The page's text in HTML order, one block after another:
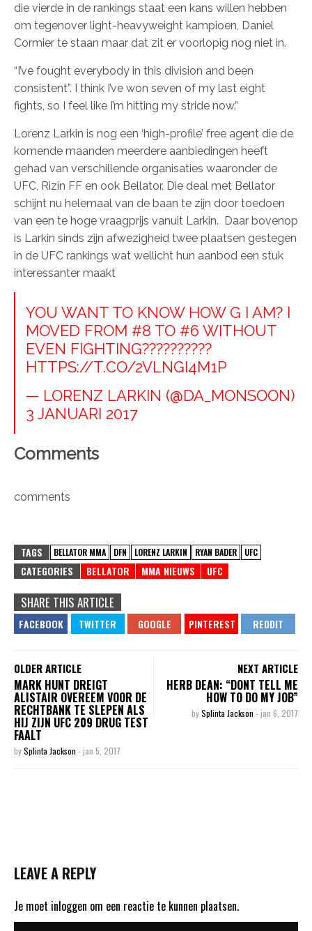
die vierde in de rankings staat een kans willen hebben
om tegenover light-heavyweight kampioen, Daniel
Cormier te staan maar dat zit er voorlopig nog niet in.
“I’ve fought everybody in this division and been
consistent”. I think I’ve won seven of my last eight
fights, so I feel like I’m hitting my stride now.”
Lorenz Larkin is nog een ‘high-profile’ free agent die de
komende maanden meerdere aanbiedingen heeft
gehad van verschillende organisaties waaronder de
UFC, Rizin FF en ook Bellator. Die deal met Bellator
schijnt nu helemaal van de baan te zijn door toedoen
van een te hoge vraagprijs vanuit Larkin. Daar bovenop
is Larkin sinds zijn afwezigheid twee plaatsen gestegen
in de UFC rankings wat wellicht hun aanbod een stuk
interessanter maakt
YOU WANT TO KNOW HOW G I AM? I
MOVED FROM #8 TO #6 WITHOUT
EVEN FIGHTING??????????
HTTPS://T.CO/2VLNGI4M1P
— LORENZ LARKIN (@DA_MONSOON)
3 JANUARI 2017
Comments
comments
TAGS BELLATOR MMA DFN LORENZ LARKIN RYAN BADER UFC
CATEGORIES BELLATOR MMA NIEUWS UFC
SHARE THIS ARTICLE
OLDER ARTICLE
MARK HUNT DREIGT
ALISTAIR OVEREEM VOOR DE
RECHTBANK TE SLEPEN ALS
HIJ ZIJN UFC 209 DRUG TEST
FAALT
bySplinta Jackson - jan 5, 2017
NEXT ARTICLE
HERB DEAN: “DONT TELL ME
HOW TO DO MY JOB”
bySplinta Jackson - jan 6, 2017
LEAVE A REPLY
Je moet inloggen om een reactie te kunnen plaatsen.